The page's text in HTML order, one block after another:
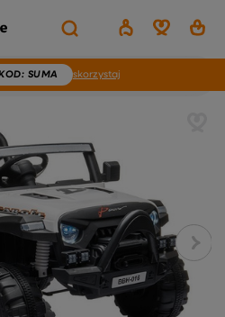
: SUMA skorzystaj